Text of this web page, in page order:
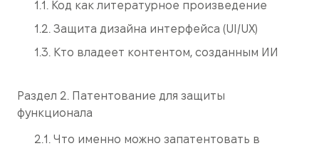
1.1. Код как литературное произведение
1.2. Защита дизайна интерфейса (UI/UX)
1.3. Кто владеет контентом, созданным ИИ
Раздел 2. Патентование для защиты
функционала
2.1. Что именно можно запатентовать в